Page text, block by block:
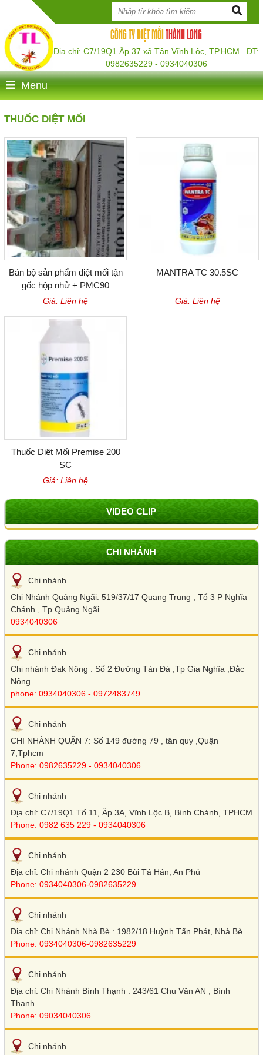
CÔNG TY DIỆT MỐITHÀNH LONG
Địa chỉ: C7/19Q1 Ấp 37 xã Tân Vĩnh Lộc, TP.HCM . ĐT:
0982635229 - 0934040306
Menu
THUỐC DIỆT MỐI
Bán bộ sản phẩm diệt mối tận
gốc hộp nhử + PMC90
Giá: Liên hệ
MANTRA TC 30.5SC
Giá: Liên hệ
Thuốc Diệt Mối Premise 200
SC
Giá: Liên hệ
VIDEO CLIP
CHI NHÁNH
Chi nhánh
Chi Nhánh Quảng Ngãi: 519/37/17 Quang Trung , Tổ 3 P Nghĩa
Chánh , Tp Quảng Ngãi
0934040306
Chi nhánh
Chi nhánh Đak Nông : Số 2 Đường Tản Đà ,Tp Gia Nghĩa ,Đắc
Nông
phone: 0934040306 - 0972483749
Chi nhánh
CHI NHÁNH QUẬN 7: Số 149 đường 79 , tân quy ,Quận
7,Tphcm
Phone: 0982635229 - 0934040306
Chi nhánh
Địa chỉ: C7/19Q1 Tổ 11, Ấp 3A, Vĩnh Lộc B, Bình Chánh, TPHCM
Phone: 0982 635 229 - 0934040306
Chi nhánh
Địa chỉ: Chi nhánh Quận 2 230 Bùi Tá Hán, An Phú
Phone: 0934040306-0982635229
Chi nhánh
Địa chỉ: Chi Nhánh Nhà Bè : 1982/18 Huỳnh Tấn Phát, Nhà Bè
Phone: 0934040306-0982635229
Chi nhánh
Địa chỉ: Chi Nhánh Bình Thạnh : 243/61 Chu Văn AN , Bình
Thạnh
Phone: 09034040306
Chi nhánh